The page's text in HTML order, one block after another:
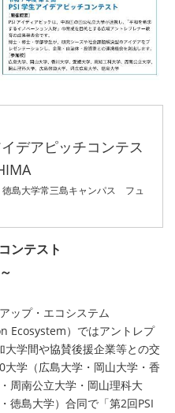
デアピッチコンテス
徳島大学常三島キャンパス フュ
ンテスト
ップ・エコシステム
Ecosystem）ではアントレプ
大学間や協賛後援企業等との交
学（広島大学・岡山大学・香
周南公立大学・岡山理科大
徳島大学）合同で「第2回PSI